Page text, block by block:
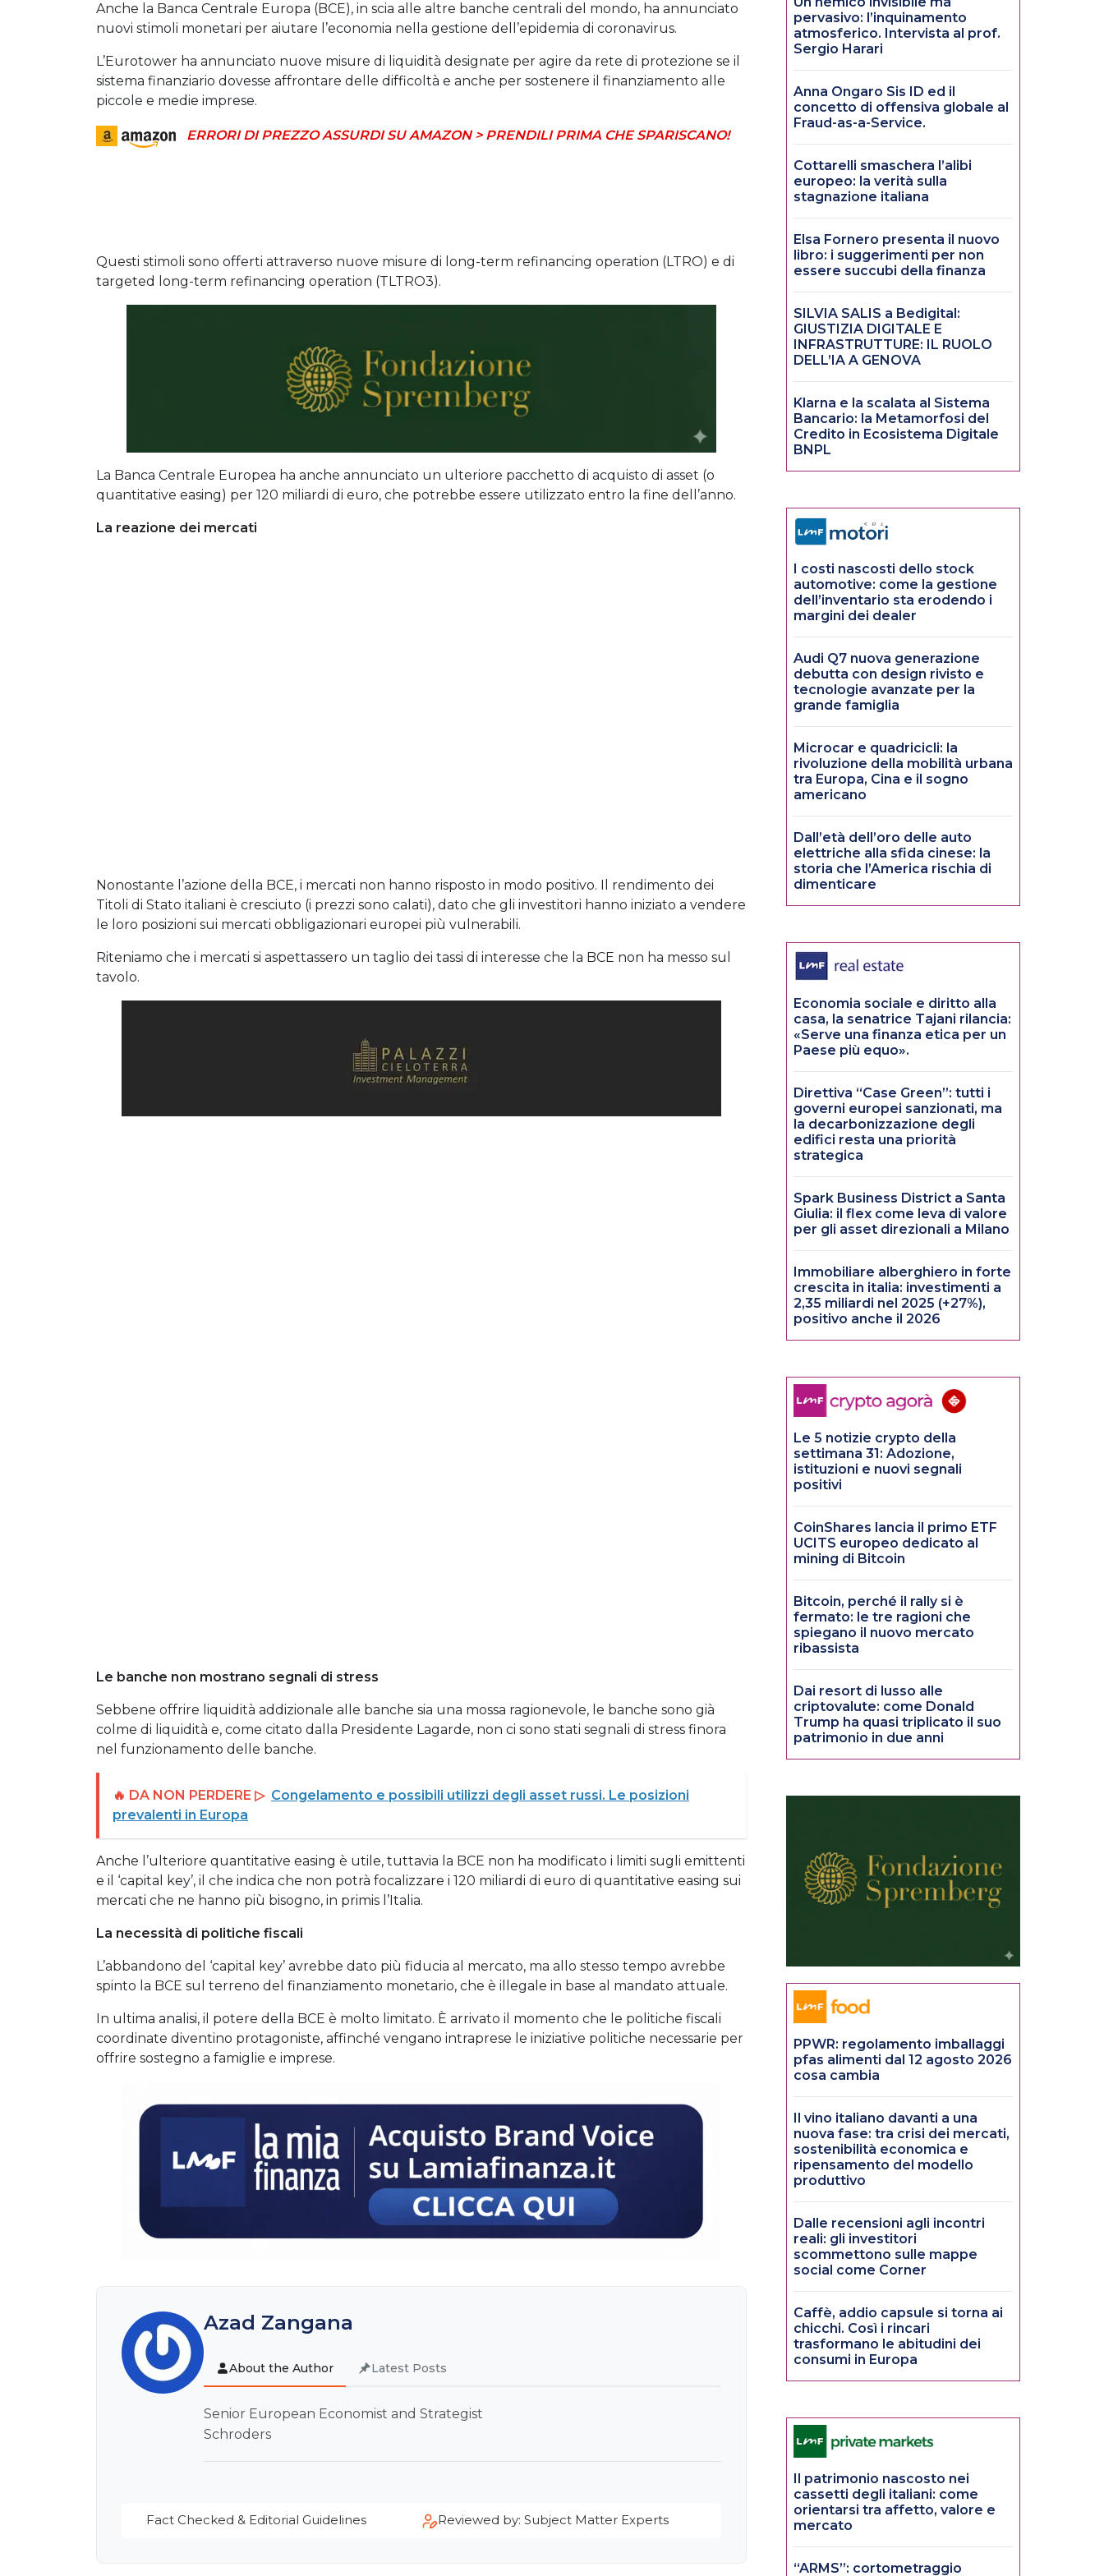
Anche la Banca Centrale Europa (BCE), in scia alle altre banche centrali del mondo, ha annunciato
nuovi stimoli monetari per aiutare l’economia nella gestione dell’epidemia di coronavirus.
L’Eurotower ha annunciato nuove misure di liquidità designate per agire da rete di protezione se il
sistema finanziario dovesse affrontare delle difficoltà e anche per sostenere il finanziamento alle
piccole e medie imprese.
ERRORI DI PREZZO ASSURDI SU AMAZON > PRENDILI PRIMA CHE SPARISCANO!
Questi stimoli sono offerti attraverso nuove misure di long-term refinancing operation (LTRO) e di
targeted long-term refinancing operation (TLTRO3).
La Banca Centrale Europea ha anche annunciato un ulteriore pacchetto di acquisto di asset (o
quantitative easing) per 120 miliardi di euro, che potrebbe essere utilizzato entro la fine dell’anno.
La reazione dei mercati
Nonostante l’azione della BCE, i mercati non hanno risposto in modo positivo. Il rendimento dei
Titoli di Stato italiani è cresciuto (i prezzi sono calati), dato che gli investitori hanno iniziato a vendere
le loro posizioni sui mercati obbligazionari europei più vulnerabili.
Riteniamo che i mercati si aspettassero un taglio dei tassi di interesse che la BCE non ha messo sul
tavolo.
Le banche non mostrano segnali di stress
Sebbene offrire liquidità addizionale alle banche sia una mossa ragionevole, le banche sono già
colme di liquidità e, come citato dalla Presidente Lagarde, non ci sono stati segnali di stress finora
nel funzionamento delle banche.
🔥 DA NON PERDERE ▷ Congelamento e possibili utilizzi degli asset russi. Le posizioni
prevalenti in Europa
Anche l’ulteriore quantitative easing è utile, tuttavia la BCE non ha modificato i limiti sugli emittenti
e il ‘capital key’, il che indica che non potrà focalizzare i 120 miliardi di euro di quantitative easing sui
mercati che ne hanno più bisogno, in primis l’Italia.
La necessità di politiche fiscali
L’abbandono del ‘capital key’ avrebbe dato più fiducia al mercato, ma allo stesso tempo avrebbe
spinto la BCE sul terreno del finanziamento monetario, che è illegale in base al mandato attuale.
In ultima analisi, il potere della BCE è molto limitato. È arrivato il momento che le politiche fiscali
coordinate diventino protagoniste, affinché vengano intraprese le iniziative politiche necessarie per
offrire sostegno a famiglie e imprese.
Azad Zangana
About the Author Latest Posts
Senior European Economist and Strategist
Schroders
Fact Checked & Editorial Guidelines Reviewed by: Subject Matter Experts
pervasivo: l’inquinamento
atmosferico. Intervista al prof.
Sergio Harari
Anna Ongaro Sis ID ed il
concetto di offensiva globale al
Fraud-as-a-Service.
Cottarelli smaschera l’alibi
europeo: la verità sulla
stagnazione italiana
Elsa Fornero presenta il nuovo
libro: i suggerimenti per non
essere succubi della finanza
SILVIA SALIS a Bedigital:
GIUSTIZIA DIGITALE E
INFRASTRUTTURE: IL RUOLO
DELL’IA A GENOVA
Klarna e la scalata al Sistema
Bancario: la Metamorfosi del
Credito in Ecosistema Digitale
BNPL
I costi nascosti dello stock
automotive: come la gestione
dell’inventario sta erodendo i
margini dei dealer
Audi Q7 nuova generazione
debutta con design rivisto e
tecnologie avanzate per la
grande famiglia
Microcar e quadricicli: la
rivoluzione della mobilità urbana
tra Europa, Cina e il sogno
americano
Dall’età dell’oro delle auto
elettriche alla sfida cinese: la
storia che l’America rischia di
dimenticare
Economia sociale e diritto alla
casa, la senatrice Tajani rilancia:
«Serve una finanza etica per un
Paese più equo».
Direttiva “Case Green”: tutti i
governi europei sanzionati, ma
la decarbonizzazione degli
edifici resta una priorità
strategica
Spark Business District a Santa
Giulia: il flex come leva di valore
per gli asset direzionali a Milano
Immobiliare alberghiero in forte
crescita in italia: investimenti a
2,35 miliardi nel 2025 (+27%),
positivo anche il 2026
Le 5 notizie crypto della
settimana 31: Adozione,
istituzioni e nuovi segnali
positivi
CoinShares lancia il primo ETF
UCITS europeo dedicato al
mining di Bitcoin
Bitcoin, perché il rally si è
fermato: le tre ragioni che
spiegano il nuovo mercato
ribassista
Dai resort di lusso alle
criptovalute: come Donald
Trump ha quasi triplicato il suo
patrimonio in due anni
PPWR: regolamento imballaggi
pfas alimenti dal 12 agosto 2026
cosa cambia
Il vino italiano davanti a una
nuova fase: tra crisi dei mercati,
sostenibilità economica e
ripensamento del modello
produttivo
Dalle recensioni agli incontri
reali: gli investitori
scommettono sulle mappe
social come Corner
Caffè, addio capsule si torna ai
chicchi. Così i rincari
trasformano le abitudini dei
consumi in Europa
Il patrimonio nascosto nei
cassetti degli italiani: come
orientarsi tra affetto, valore e
mercato
“ARMS”: cortometraggio